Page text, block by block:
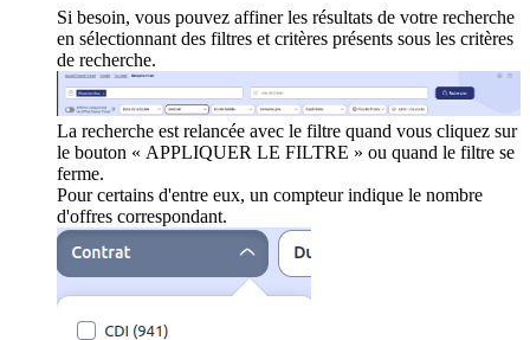
Si besoin, vous pouvez affiner les résultats de votre recherche
en sélectionnant des filtres et critères présents sous les critères
de recherche.
La recherche est relancée avec le filtre quand vous cliquez sur
le bouton « APPLIQUER LE FILTRE » ou quand le filtre se
ferme.
Pour certains d'entre eux, un compteur indique le nombre
d'offres correspondant.